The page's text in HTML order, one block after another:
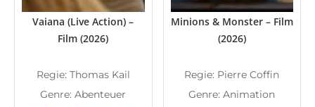
Vaiana (Live Action) –
Film (2026)
Regie: Thomas Kail
Genre: Abenteuer
Minions & Monster – Film
(2026)
Regie: Pierre Coffin
Genre: Animation